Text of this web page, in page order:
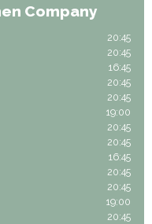
Company
20:45
20:45
16:45
20:45
20:45
19:00
20:45
20:45
16:45
20:45
20:45
19:00
20:45